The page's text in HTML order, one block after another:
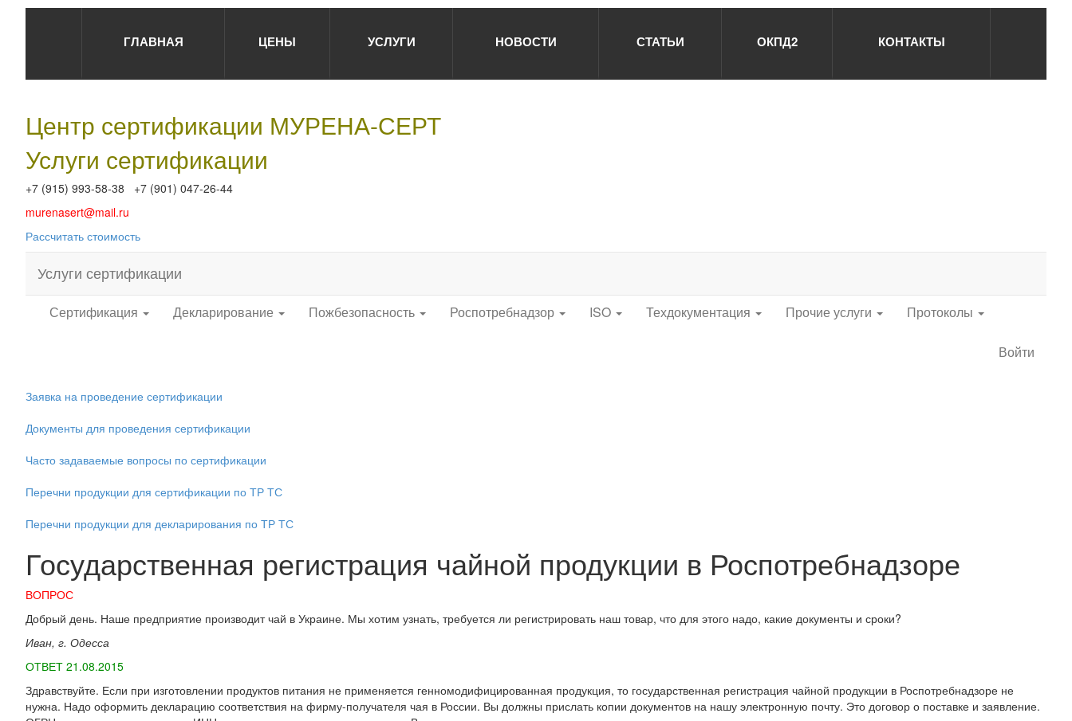
ГЛАВНАЯ ЦЕНЫ УСЛУГИ НОВОСТИ СТАТЬИ ОКПД2 КОНТАКТЫ
Центр сертификации МУРЕНА-СЕРТ
Услуги сертификации
+7 (915) 993-58-38 +7 (901) 047-26-44
murenasert@mail.ru
Рассчитать стоимость
Услуги сертификации
Сертификация Декларирование Пожбезопасность Роспотребнадзор ISO Техдокументация Прочие услуги Протоколы
Войти
Заявка на проведение сертификации
Документы для проведения сертификации
Часто задаваемые вопросы по сертификации
Перечни продукции для сертификации по ТР ТС
Перечни продукции для декларирования по ТР ТС
Государственная регистрация чайной продукции в Роспотребнадзоре
ВОПРОС
Добрый день. Наше предприятие производит чай в Украине. Мы хотим узнать, требуется ли регистрировать наш товар, что для этого надо, какие документы и сроки?
Иван, г. Одесса
ОТВЕТ 21.08.2015
Здравствуйте. Если при изготовлении продуктов питания не применяется генномодифицированная продукция, то государственная регистрация чайной продукции в Роспотребнадзоре не
нужна. Надо оформить декларацию соответствия на фирму-получателя чая в России. Вы должны прислать копии документов на нашу электронную почту. Это договор о поставке и заявление.